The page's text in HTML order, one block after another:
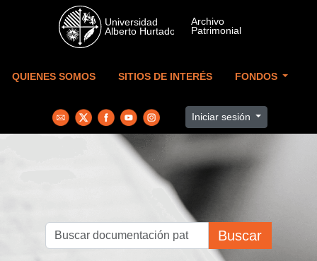
Skip to main content
QUIENES SOMOS SITIOS DE INTERÉS FONDOS
Iniciar sesión
Buscar